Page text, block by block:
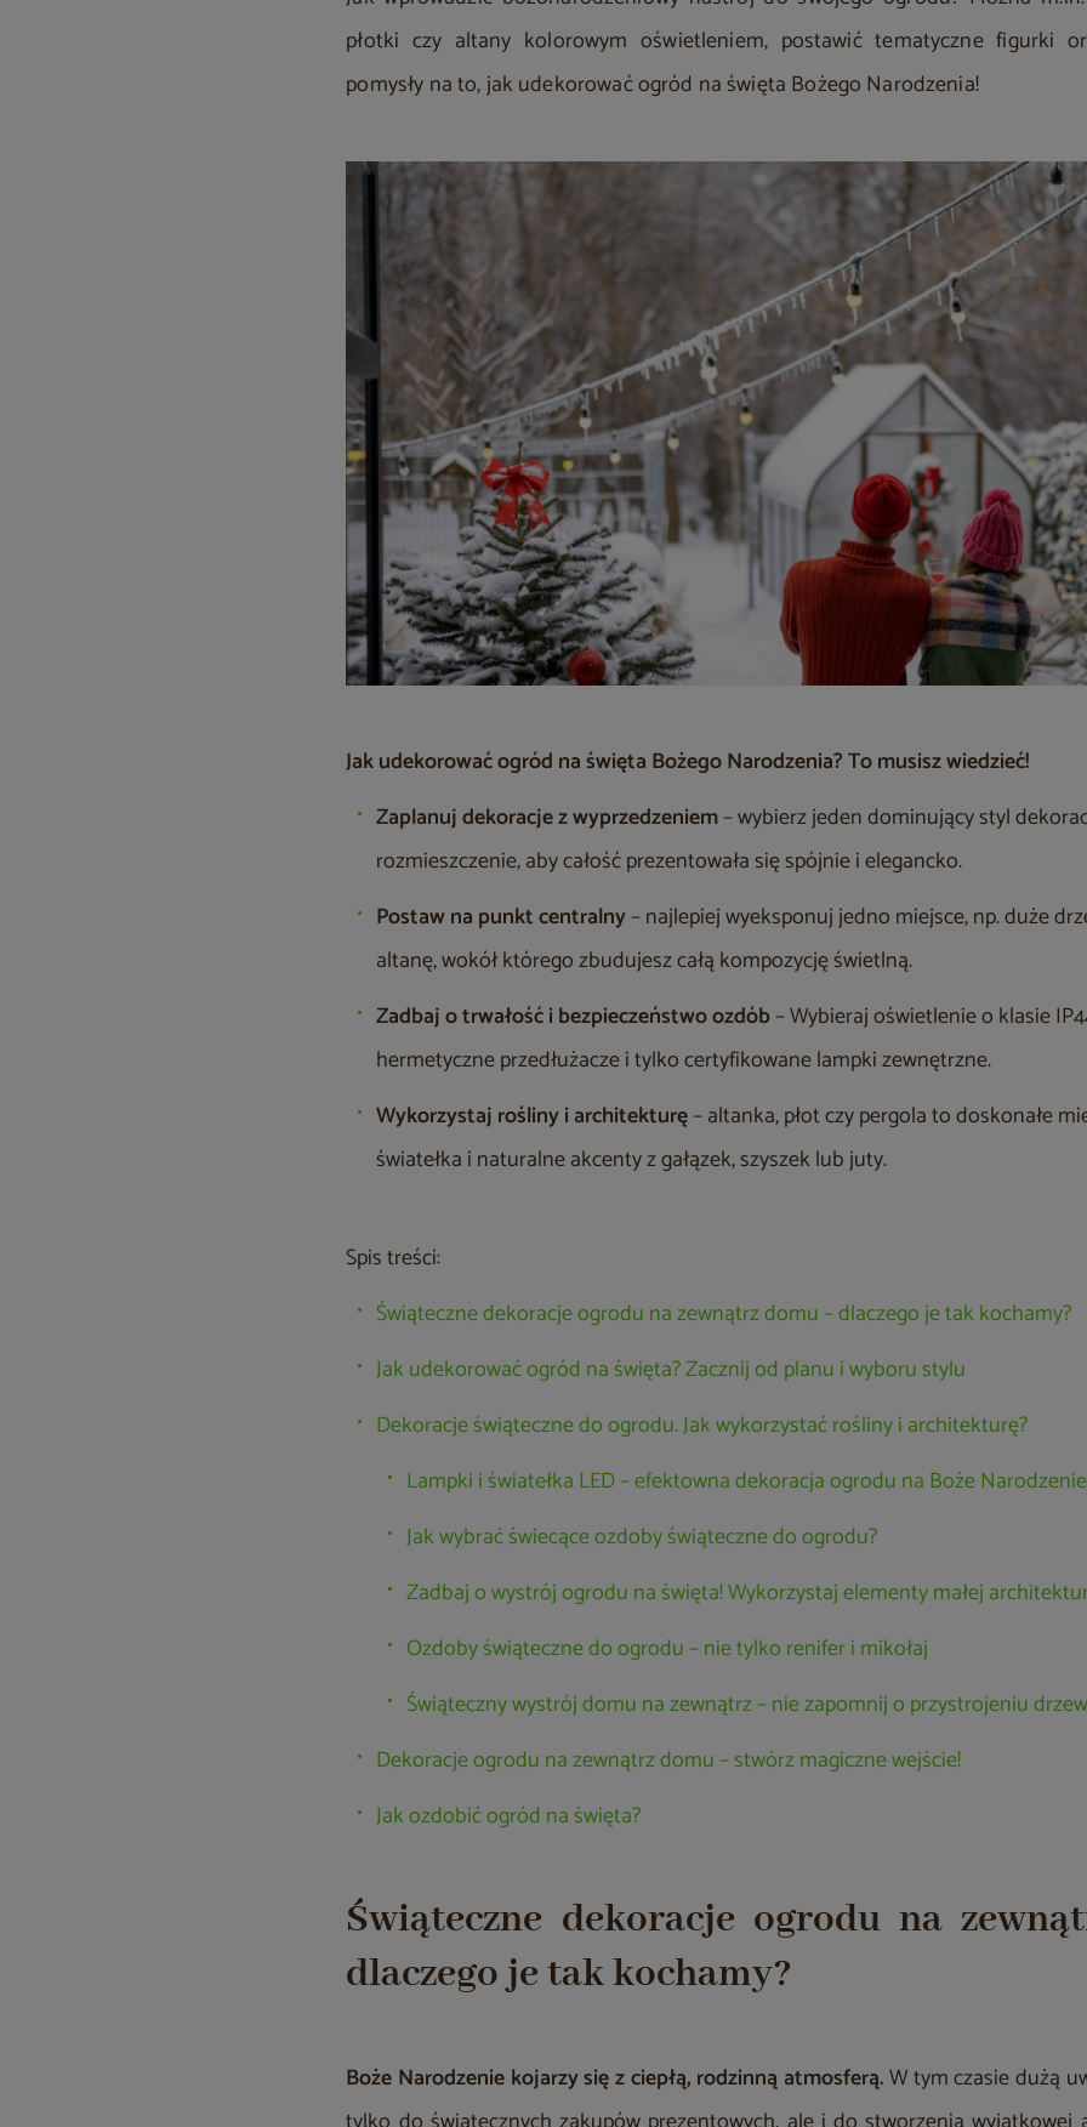
płotki czy altany kolorowym oświetleniem, postawić tematyczne figurki
pomysły na to, jak udekorować ogród na święta Bożego Narodzenia!
Jak udekorować ogród na święta Bożego Narodzenia? To musisz wiedzieć!
Zaplanuj dekoracje z wyprzedzeniem– wybierz jeden dominujący styl
rozmieszczenie, aby całość prezentowała się spójnie i elegancko.
Postaw na punkt centralny– najlepiej wyeksponuj jedno miejsce, np. duże
altanę, wokół którego zbudujesz całą kompozycję świetlną.
Zadbaj o trwałość i bezpieczeństwo ozdób– Wybieraj oświetlenie o klasie
hermetyczne przedłużacze i tylko certyfikowane lampki zewnętrzne.
Wykorzystaj rośliny i architekturę– altanka, płot czy pergola to doskonałe
światełka i naturalne akcenty z gałązek, szyszek lub juty.
Spis treści:
Świąteczne dekoracje ogrodu na zewnątrz domu – dlaczego je tak kochamy?
Jak udekorować ogród na święta? Zacznij od planu i wyboru stylu
Dekoracje świąteczne do ogrodu. Jak wykorzystać rośliny i architekturę?
Lampki i światełka LED – efektowna dekoracja ogrodu na Boże
Jak wybrać świecące ozdoby świąteczne do ogrodu?
Zadbaj o wystrój ogrodu na święta! Wykorzystaj elementy małej
Ozdoby świąteczne do ogrodu – nie tylko renifer i mikołaj
Świąteczny wystrój domu na zewnątrz – nie zapomnij o przystrojeniu
Dekoracje ogrodu na zewnątrz domu – stwórz magiczne wejście!
Jak ozdobić ogród na święta?
Świąteczne dekoracje ogrodu na
dlaczego je tak kochamy?
Boże Narodzenie kojarzy się z ciepłą, rodzinną atmosferą.W tym czasie dużą